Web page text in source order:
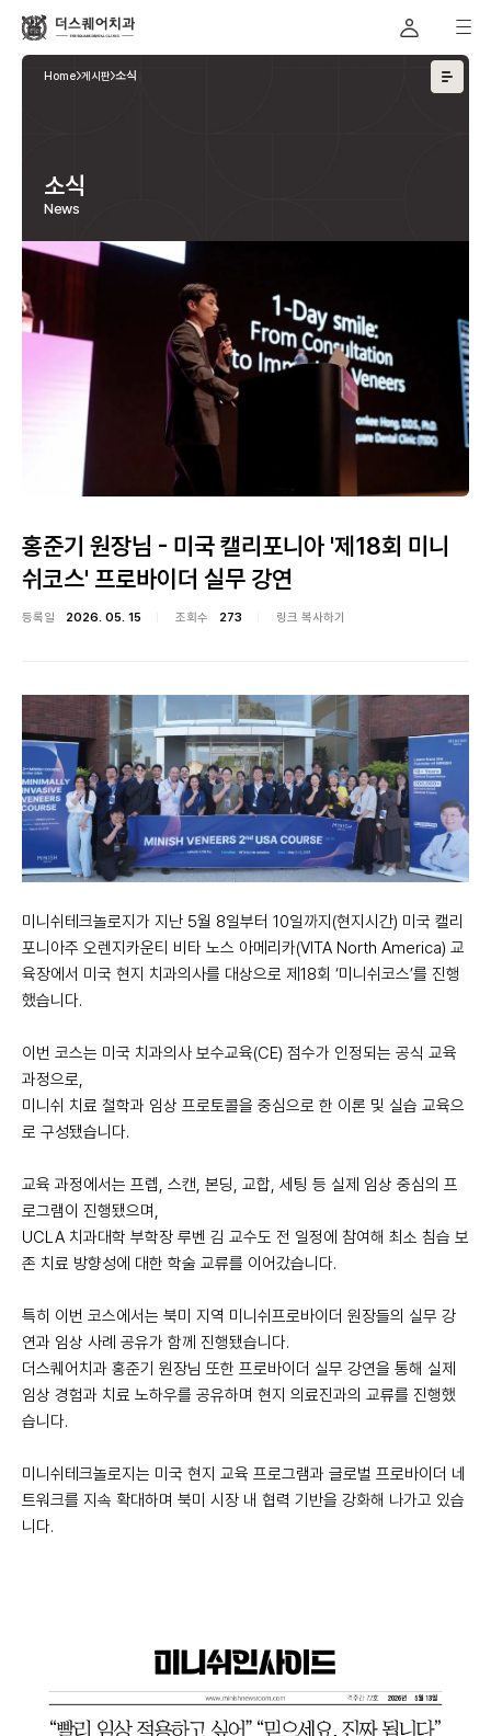
Home 게시판 소식
소식
News
홍준기 원장님 - 미국 캘리포니아 '제18회 미니
쉬코스' 프로바이더 실무 강연
등록일 2026. 05. 15 조회수 273 링크 복사하기
미니쉬테크놀로지가 지난 5월 8일부터 10일까지(현지시간) 미국 캘리
포니아주 오렌지카운티 비타 노스 아메리카(VITA North America) 교
육장에서 미국 현지 치과의사를 대상으로 제18회 ‘미니쉬코스’를 진행
했습니다.
이번 코스는 미국 치과의사 보수교육(CE) 점수가 인정되는 공식 교육
과정으로,
미니쉬 치료 철학과 임상 프로토콜을 중심으로 한 이론 및 실습 교육으
로 구성됐습니다.
교육 과정에서는 프렙, 스캔, 본딩, 교합, 세팅 등 실제 임상 중심의 프
로그램이 진행됐으며,
UCLA 치과대학 부학장 루벤 김 교수도 전 일정에 참여해 최소 침습 보
존 치료 방향성에 대한 학술 교류를 이어갔습니다.
특히 이번 코스에서는 북미 지역 미니쉬프로바이더 원장들의 실무 강
연과 임상 사례 공유가 함께 진행됐습니다.
더스퀘어치과 홍준기 원장님 또한 프로바이더 실무 강연을 통해 실제
임상 경험과 치료 노하우를 공유하며 현지 의료진과의 교류를 진행했
습니다.
미니쉬테크놀로지는 미국 현지 교육 프로그램과 글로벌 프로바이더 네
트워크를 지속 확대하며 북미 시장 내 협력 기반을 강화해 나가고 있습
니다.